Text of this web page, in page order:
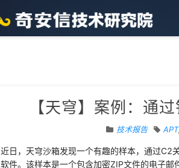
【天穹】案例：通
技术报告 APT,
近日，天穹沙箱发现一个有趣的样本，通过
软件。该样本是一个包含加密ZIP文件的电子